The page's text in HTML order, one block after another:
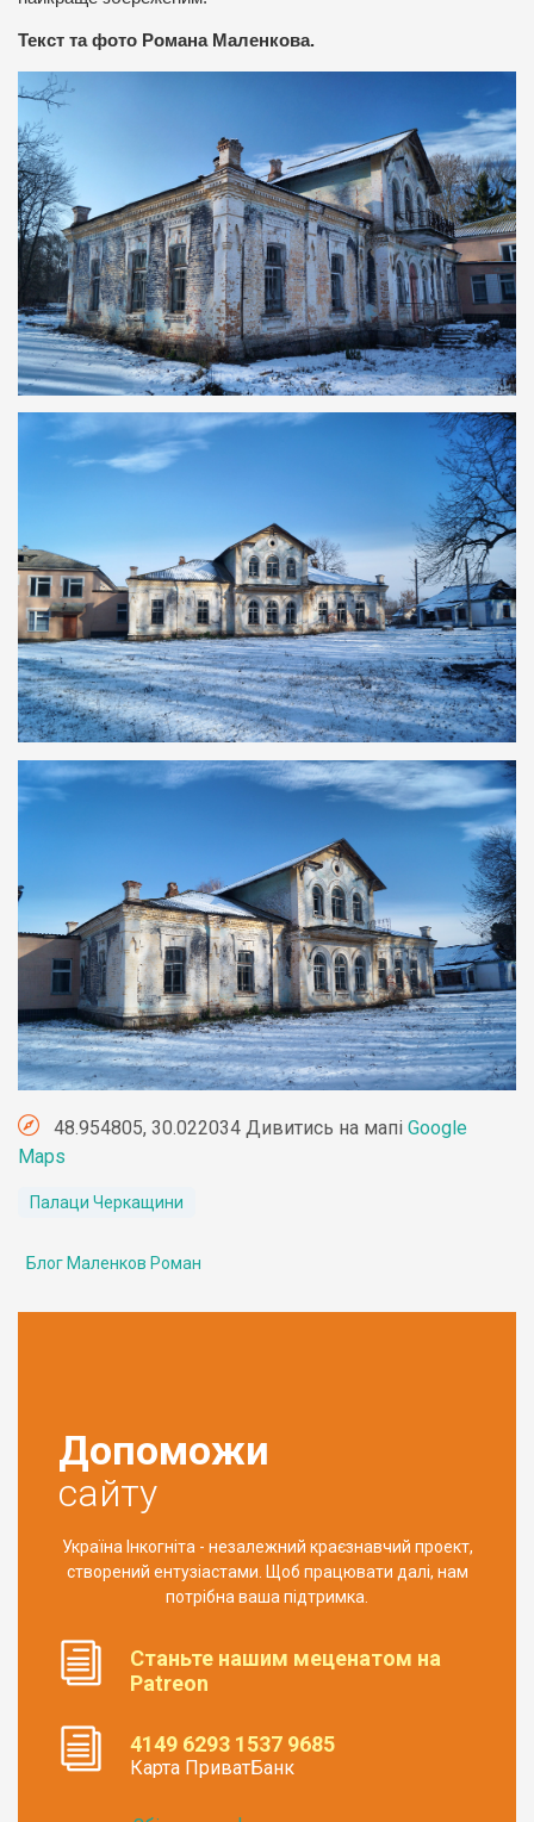
Текст та фото Романа Маленкова.
48.954805, 30.022034 Дивитись на мапі Google
Maps
Палаци Черкащини
Блог Маленков Роман
Допоможи
сайту
Україна Інкогніта - незалежний краєзнавчий проект,
створений ентузіастами. Щоб працювати далі, нам
потрібна ваша підтримка.
Станьте нашим меценатом на
Patreon
4149 6293 1537 9685
Карта ПриватБанк